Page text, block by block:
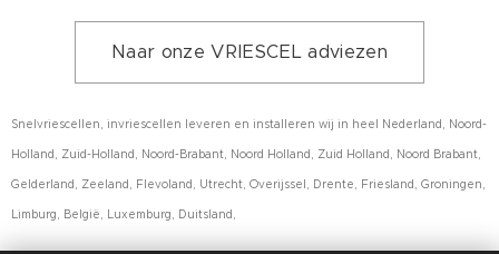
Naar onze VRIESCEL adviezen
Snelvriescellen, invriescellen leveren en installeren wij in heel Nederland, Noord-
Holland, Zuid-Holland, Noord-Brabant, Noord Holland, Zuid Holland, Noord Brabant,
Gelderland, Zeeland, Flevoland, Utrecht, Overijssel, Drente, Friesland, Groningen,
Limburg, België, Luxemburg, Duitsland,